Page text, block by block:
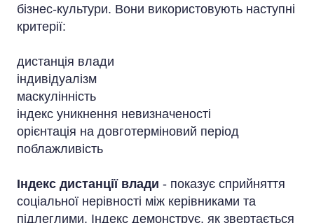
бізнес-культури. Вони використовують наступні
критерії:
дистанція влади
індивідуалізм
маскулінність
індекс уникнення невизначеності
орієнтація на довготерміновий період
поблажливість
Індекс дистанції влади - показує сприйняття
соціальної нерівності між керівниками та
підлеглими. Індекс демонструє, як звертається